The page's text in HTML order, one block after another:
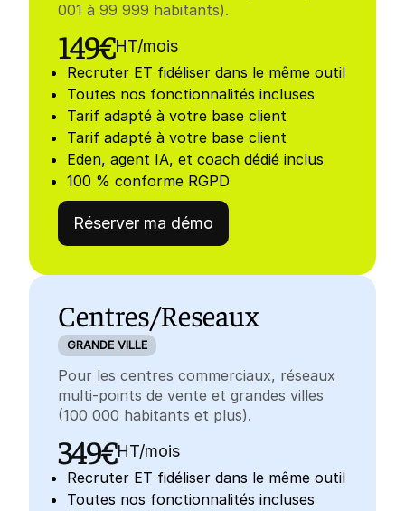
OFFRES
NOUS CONTACTER
ESPACE CLIENT
NOUVEAU
Le coach intelligent Eden
Découvrir Eden
001 à 99 999 habitants).
149€HT/mois
Recruter ET fidéliser dans le même outil
Toutes nos fonctionnalités incluses
Tarif adapté à votre base client
Tarif adapté à votre base client
Eden, agent IA, et coach dédié inclus
100 % conforme RGPD
Réserver ma démo
Centres/Reseaux
GRANDE VILLE
Pour les centres commerciaux, réseaux
multi-points de vente et grandes villes
(100 000 habitants et plus).
349€HT/mois
Recruter ET fidéliser dans le même outil
Toutes nos fonctionnalités incluses